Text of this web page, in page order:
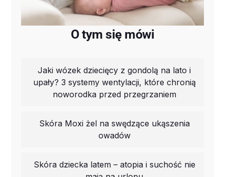
O tym się mówi
Jaki wózek dziecięcy z gondolą na lato i
upały? 3 systemy wentylacji, które chronią
noworodka przed przegrzaniem
Skóra Moxi żel na swędzące ukąszenia
owadów
Skóra dziecka latem – atopia i suchość nie